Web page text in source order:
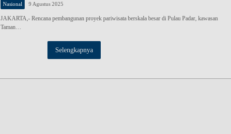
Nasional 9 Agustus 2025
JAKARTA,- Rencana pembangunan proyek pariwisata berskala besar di Pulau Padar, kawasan
Taman…
Selengkapnya